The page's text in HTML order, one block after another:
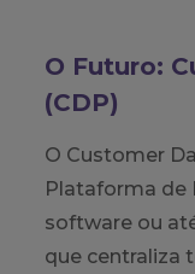
O Futuro:
(CDP)
O Customer
Plataforma de
software ou
que centraliza